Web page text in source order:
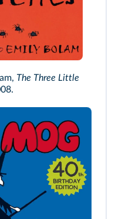
storybook by Georgie Adams,
imprint, EC4Y 0DZ
The Three Little